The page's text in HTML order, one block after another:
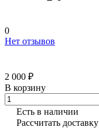
0
Нет отзывов
2 000 ₽
В корзину
Есть в наличии
Рассчитать доставку